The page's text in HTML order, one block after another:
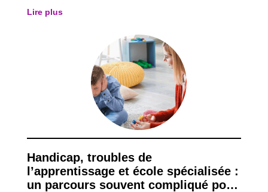
(TSA). Ces accompagnements me permettent
Lire plus
Handicap, troubles de
l’apprentissage et école spécialisée :
un parcours souvent compliqué pour